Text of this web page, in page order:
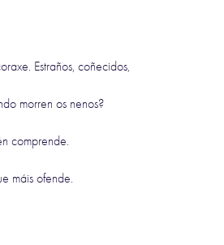
Estraños, coñecidos,
morren os nenos?
comprende.
máis ofende.